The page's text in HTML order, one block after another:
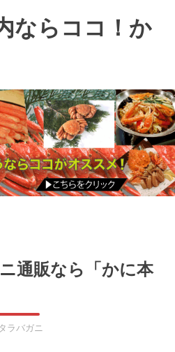
ならココ！か
通販なら「かに本
タラバガニ